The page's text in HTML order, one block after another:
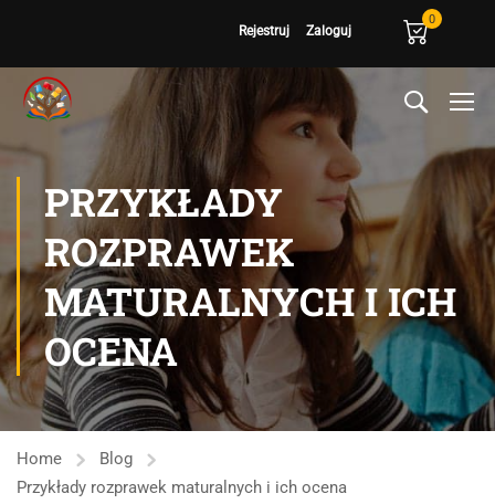
Rejestruj Zaloguj
0
PRZYKŁADY
ROZPRAWEK
MATURALNYCH I ICH
OCENA
Home
Blog
Przykłady rozprawek maturalnych i ich ocena